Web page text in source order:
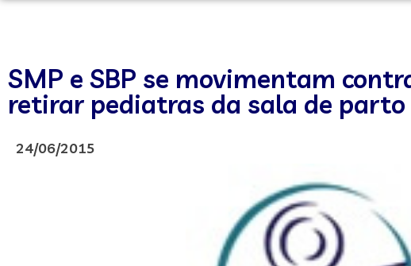
SMP e SBP se movimentam
retirar pediatras da sala de parto
24/06/2015